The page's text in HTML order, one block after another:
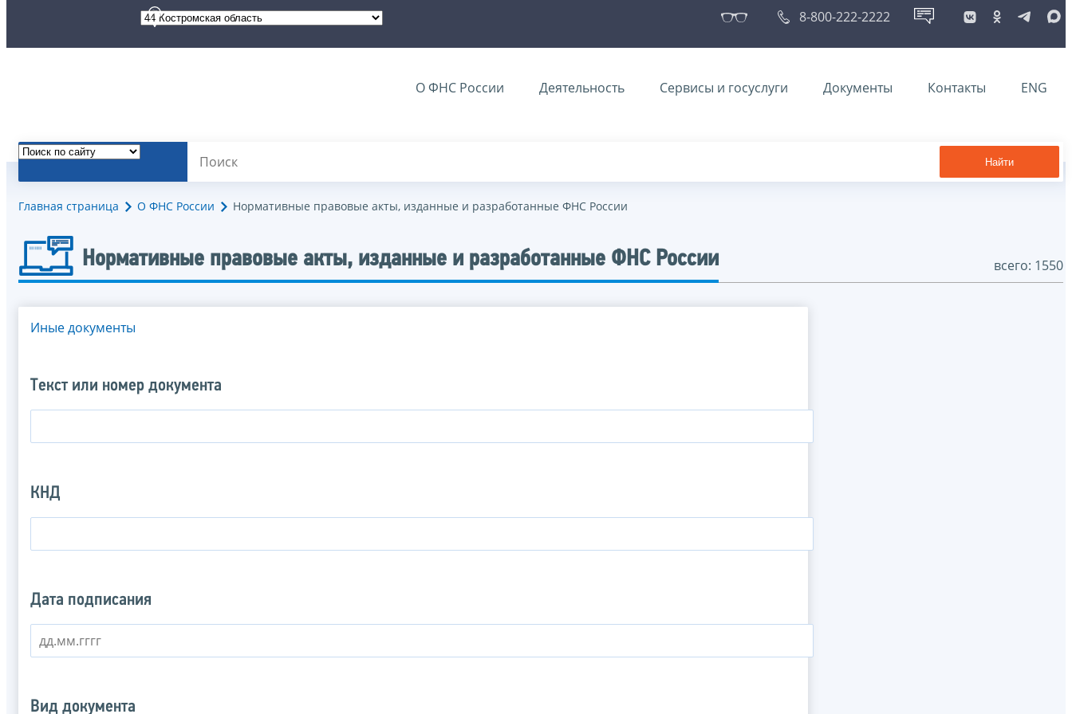
8-800-222-2222
О ФНС России Деятельность Сервисы и госуслуги Документы Контакты ENG
Найти
Главная страница О ФНС России Нормативные правовые акты, изданные и разработанные ФНС России
Нормативные правовые акты, изданные и разработанные ФНС России всего: 1550
Иные документы
Текст или номер документа
КНД
Дата подписания
Вид документа